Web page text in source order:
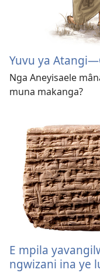
Yuvu ya
Nga Aneyisaele
muna makanga?
E mpila
ngwizani ina ye